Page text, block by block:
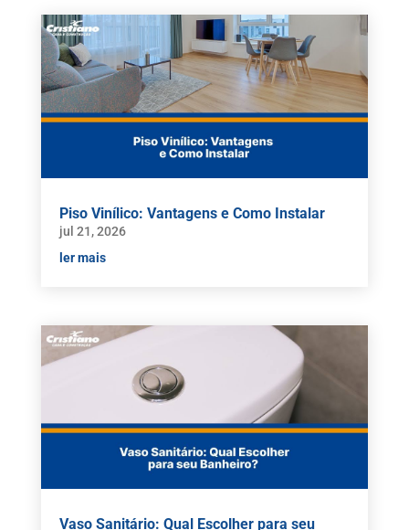
Piso Vinílico: Vantagens e Como Instalar
jul 21, 2026
ler mais
Vaso Sanitário: Qual Escolher para seu